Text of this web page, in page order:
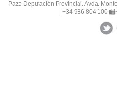
Pazo Deputación Provincial. Avda.
+34 986 804 100
Facebook